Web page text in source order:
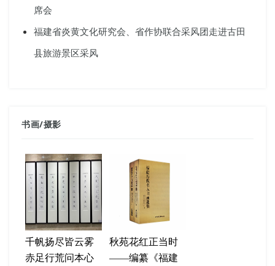
席会
福建省炎黄文化研究会、省作协联合采风团走进古田
县旅游景区采风
书画/摄影
千帆扬尽皆云雾
赤足行荒问本心
秋苑花红正当时
——编纂《福建